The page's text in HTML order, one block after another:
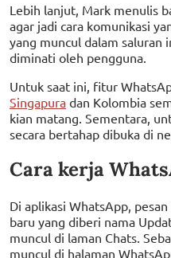
Lebih lanjut, Mark menulis
agar jadi cara komunikasi
yang muncul dalam saluran
diminati oleh pengguna.
Untuk saat ini, fitur
Singapura dan Kolombia
kian matang. Sementara,
secara bertahap dibuka di
Cara kerja
Di aplikasi WhatsApp,
baru yang diberi nama
muncul di laman Chats.
muncul di halaman